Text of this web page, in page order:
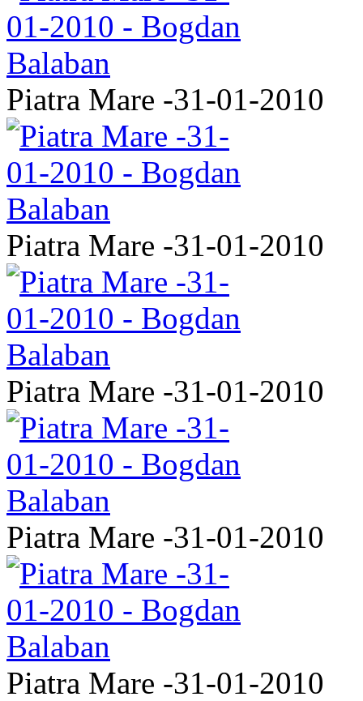
Piatra Mare -31-01-2010
Piatra Mare -31-01-2010
Piatra Mare -31-01-2010
Piatra Mare -31-01-2010
Piatra Mare -31-01-2010